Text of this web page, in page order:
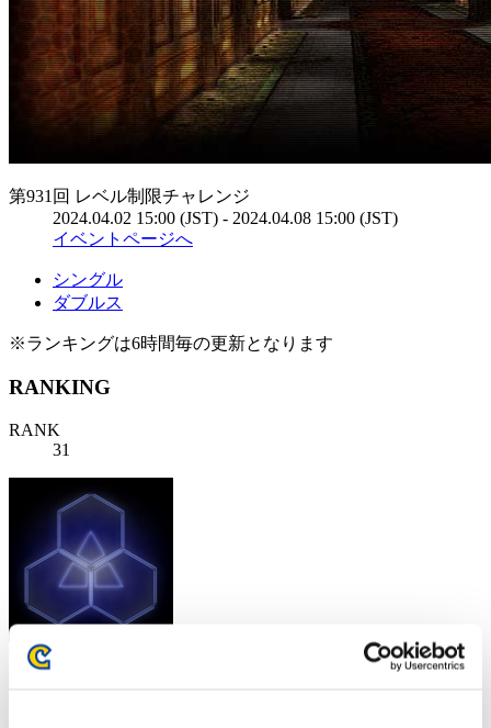
第931回 レベル制限チャレンジ
2024.04.02 15:00 (JST) - 2024.04.08 15:00 (JST)
イベントページへ
シングル
ダブルス
※ランキングは6時間毎の更新となります
RANKING
RANK
31
mayonnaise